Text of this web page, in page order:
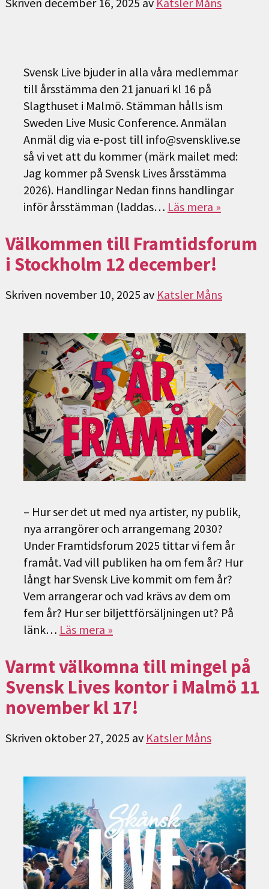
Svensk Live bjuder in alla våra medlemmar
till årsstämma den 21 januari kl 16 på
Slagthuset i Malmö. Stämman hålls ism
Sweden Live Music Conference. Anmälan
Anmäl dig via e-post till info@svensklive.se
så vi vet att du kommer (märk mailet med:
Jag kommer på Svensk Lives årsstämma
2026). Handlingar Nedan finns handlingar
inför årsstämman (laddas… Läs mera »
Välkommen till Framtidsforum
i Stockholm 12 december!
Skriven november 10, 2025 av Katsler Måns
– Hur ser det ut med nya artister, ny publik,
nya arrangörer och arrangemang 2030?
Under Framtidsforum 2025 tittar vi fem år
framåt. Vad vill publiken ha om fem år? Hur
långt har Svensk Live kommit om fem år?
Vem arrangerar och vad krävs av dem om
fem år? Hur ser biljettförsäljningen ut? På
länk… Läs mera »
Varmt välkomna till mingel på
Svensk Lives kontor i Malmö 11
november kl 17!
Skriven oktober 27, 2025 av Katsler Måns